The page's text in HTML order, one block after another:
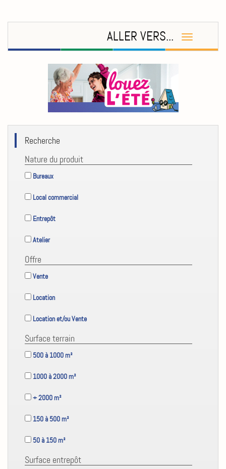
ALLER VERS...
Recherche
Nature du produit
Bureaux
Local commercial
Entrepôt
Atelier
Offre
Vente
Location
Location et/ou Vente
Surface terrain
500 à 1000 m²
1000 à 2000 m²
+ 2000 m²
150 à 500 m²
50 à 150 m²
Surface entrepôt